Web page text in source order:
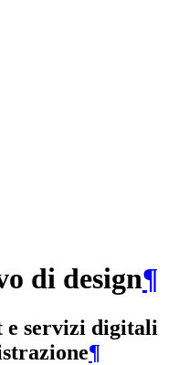
di design¶
e servizi digitali
¶